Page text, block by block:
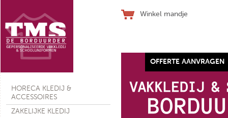
Winkel mandje
HORECA KLEDIJ &
ACCESSOIRES
ZAKELIJKE KLEDIJ
OFFERTE AANVRAGEN
Werkhandschoen SJ ALLFLEX